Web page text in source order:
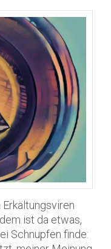
ist da etwas,
Schnupfen finde: